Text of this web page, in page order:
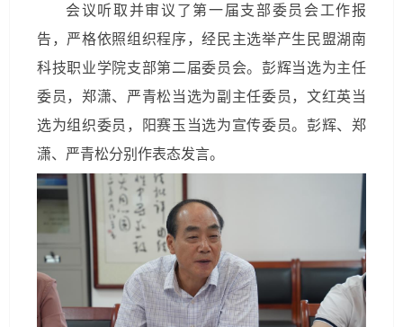
会议听取并审议了第一届支部委员会工作报
告，严格依照组织程序，经民主选举产生民盟湖南
科技职业学院支部第二届委员会。彭辉当选为主任
委员，郑潇、严青松当选为副主任委员，文红英当
选为组织委员，阳赛玉当选为宣传委员。彭辉、郑
潇、严青松分别作表态发言。